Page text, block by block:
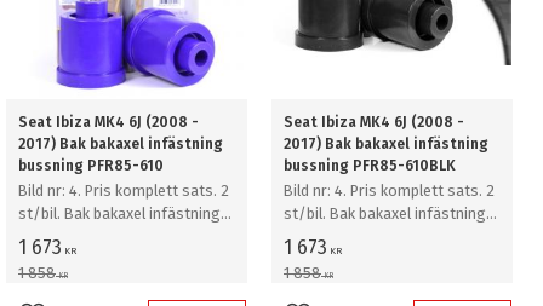
Seat Ibiza MK4 6J (2008 -
2017) Bak bakaxel infästning
bussning PFR85-610
Bild nr: 4. Pris komplett sats. 2
st/bil. Bak bakaxel infästning
bussning
1 673 KR
1 858KR
Seat Ibiza MK4 6J (2008 -
2017) Bak bakaxel infästning
bussning PFR85-610BLK
Bild nr: 4. Pris komplett sats. 2
st/bil. Bak bakaxel infästning
bussning
1 673 KR
1 858KR